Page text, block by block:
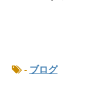
- ブログ